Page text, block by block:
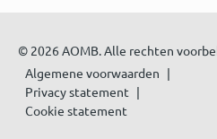
© 2026 AOMB. Alle rechten
Algemene voorwaarden
Privacy statement
Cookie statement